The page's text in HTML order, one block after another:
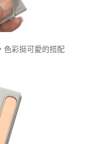
色彩挺可愛的搭配